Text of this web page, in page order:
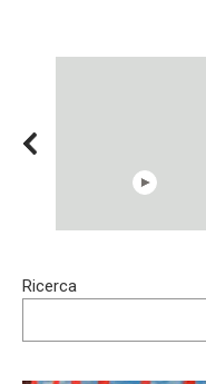
Trying BOLLYWOOD
Ricerca